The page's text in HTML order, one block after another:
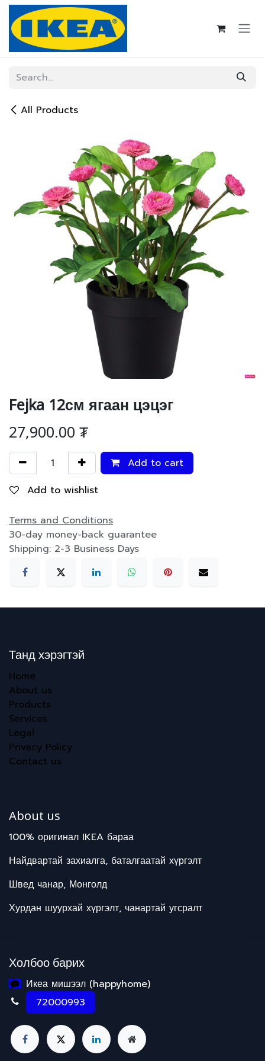
Skip to Content
All Products
Fejka 12см ягаан цэцэг
27,900.00₮
Add to cart
Add to wishlist
Terms and Conditions
30-day money-back guarantee
Shipping: 2-3 Business Days
Танд хэрэгтэй
Home
About us
Products
Services
Legal
Privacy Policy
Contact us
About us
100% оригинал IKEA бараа
Найдвартай захиалга, баталгаатай хүргэлт
Швед чанар, Монголд
Хурдан шуурхай хүргэлт, чанартай угсралт
Холбоо барих
Икеа мишээл (happyhome)
72000993